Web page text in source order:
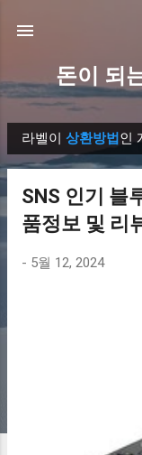
돈이 되
글
라벨이 상환방법인
SNS 인기 블
품정보 및 리
- 5월 12, 2024